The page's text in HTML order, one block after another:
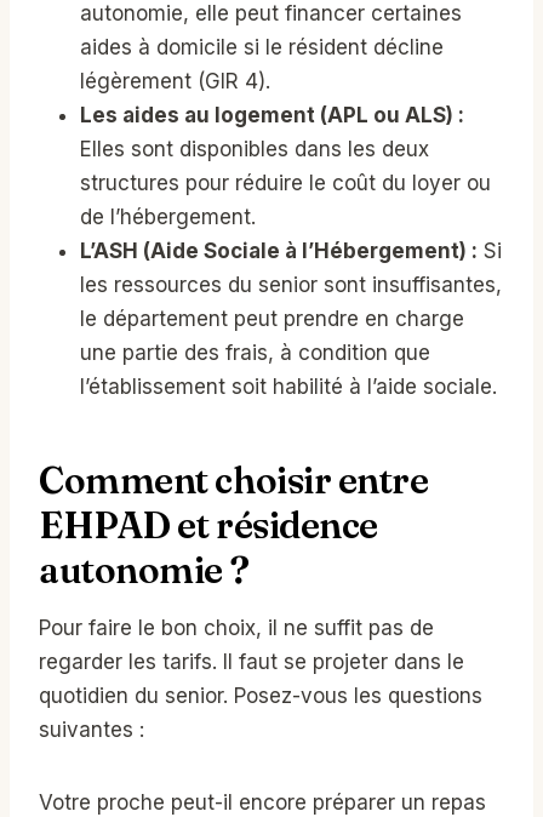
autonomie, elle peut financer certaines
aides à domicile si le résident décline
légèrement (GIR 4).
Les aides au logement (APL ou ALS) :
Elles sont disponibles dans les deux
structures pour réduire le coût du loyer ou
de l’hébergement.
L’ASH (Aide Sociale à l’Hébergement) : Si
les ressources du senior sont insuffisantes,
le département peut prendre en charge
une partie des frais, à condition que
l’établissement soit habilité à l’aide sociale.
Comment choisir entre
EHPAD et résidence
autonomie ?
Pour faire le bon choix, il ne suffit pas de
regarder les tarifs. Il faut se projeter dans le
quotidien du senior. Posez-vous les questions
suivantes :
Votre proche peut-il encore préparer un repas